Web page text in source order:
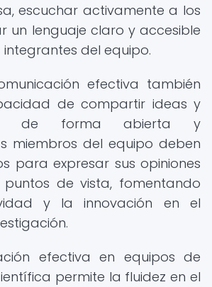
escuchar activamente a los
un lenguaje claro y accesible
del equipo.
efectiva también
de compartir ideas y
de forma abierta y
miembros del equipo deben
para expresar sus opiniones
de vista, fomentando
y la innovación en el
efectiva en equipos de
permite la fluidez en el